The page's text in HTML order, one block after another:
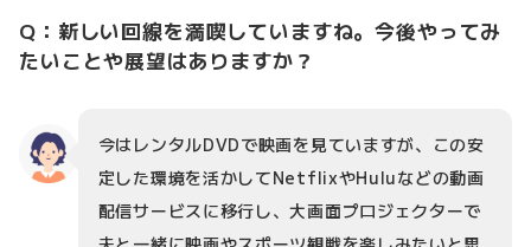
Q：新しい回線を満喫していますね。今後やってみ
たいことや展望はありますか？
今はレンタルDVDで映画を見ていますが、この安
定した環境を活かしてNetflixやHuluなどの動画
配信サービスに移行し、大画面プロジェクターで